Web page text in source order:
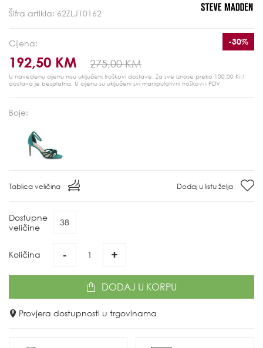
Šifra artikla: 62ZLJ10162
Cijena:
192,50 KM 275,00 KM
-30%
U navedenu cijenu nisu uključeni troškovi dostave. Za sve iznose preko 100,00 KM
dostava je besplatna. U cijenu su uključeni svi manipulativni troškovi i PDV.
Boje:
Tablica veličina Dodaj u listu želja
Dostupne
veličine
38
Količina - +
DODAJ U KORPU
Provjera dostupnosti u trgovinama